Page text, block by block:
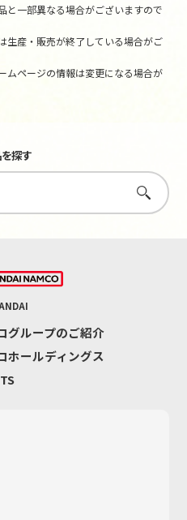
一部異なる場合がございますので
産・販売が終了している場合がご
ページの情報は変更になる場合が
探す
さがす
グループのご紹介
ホールディングス